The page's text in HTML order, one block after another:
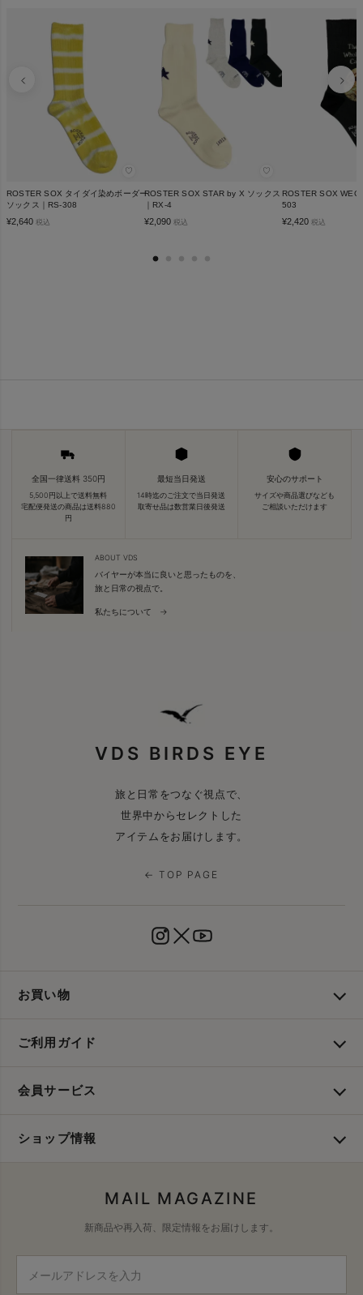
♡
ROSTER SOX タイダイ染めボーダー
ソックス｜RS-308
¥2,640 税込
♡
ROSTER SOX STAR by X ソックス
｜RX-4
¥2,090 税込
ROSTER SOX WEC
503
¥2,420 税込
全国一律送料 350円
5,500円以上で送料無料
宅配便発送の商品は送料880
円
最短当日発送
14時迄のご注文で当日発送
取寄せ品は数営業日後発送
安心のサポート
サイズや商品選びなども
ご相談いただけます
ABOUT VDS
バイヤーが本当に良いと思ったものを、
旅と日常の視点で。
私たちについて →
VDS BIRDS EYE
旅と日常をつなぐ視点で、
世界中からセレクトした
アイテムをお届けします。
← TOP PAGE
お買い物
ご利用ガイド
会員サービス
ショップ情報
MAIL MAGAZINE
新商品や再入荷、限定情報をお届けします。